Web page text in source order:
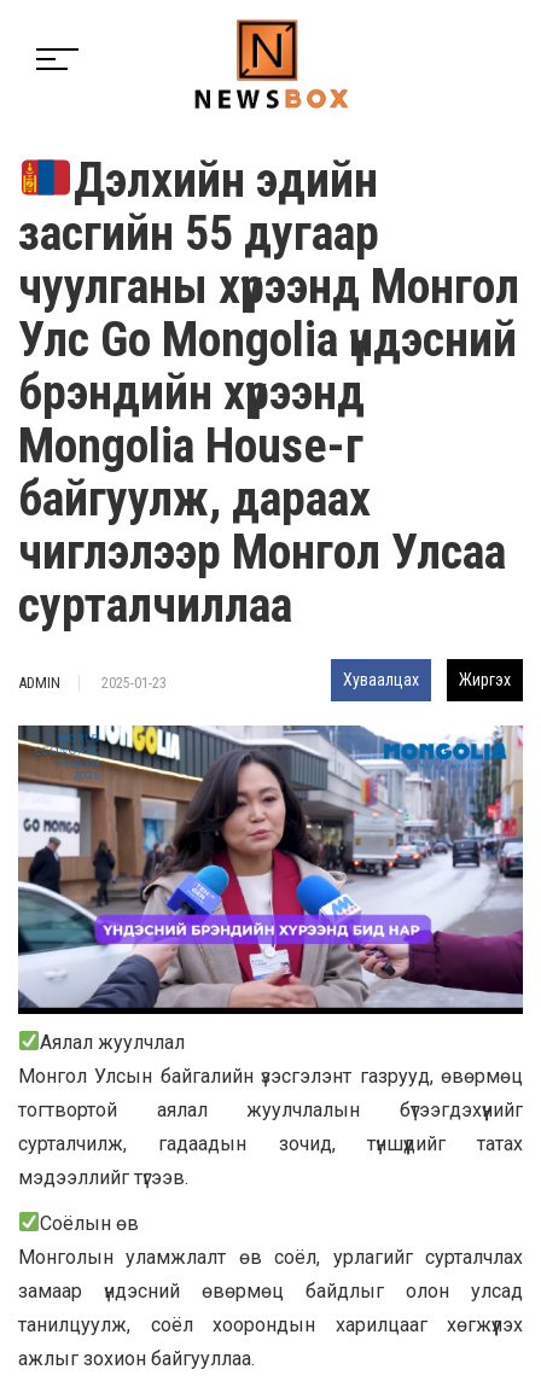
Дэлхийн эдийн
засгийн 55 дугаар
чуулганы хүрээнд Монгол
Улс Go Mongolia үндэсний
брэндийн хүрээнд
Mongolia House-г
байгуулж, дараах
чиглэлээр Монгол Улсаа
сурталчиллаа
ADMIN 2025-01-23 Хуваалцах Жиргэх
Аялал жуулчлал
Монгол Улсын байгалийн үзэсгэлэнт газрууд, өвөрмөц
тогтвортой аялал жуулчлалын бүтээгдэхүүнийг
сурталчилж, гадаадын зочид, түншүүдийг татах
мэдээллийг түгээв.
Соёлын өв
Монголын уламжлалт өв соёл, урлагийг сурталчлах
замаар үндэсний өвөрмөц байдлыг олон улсад
танилцуулж, соёл хоорондын харилцааг хөгжүүлэх
ажлыг зохион байгууллаа.